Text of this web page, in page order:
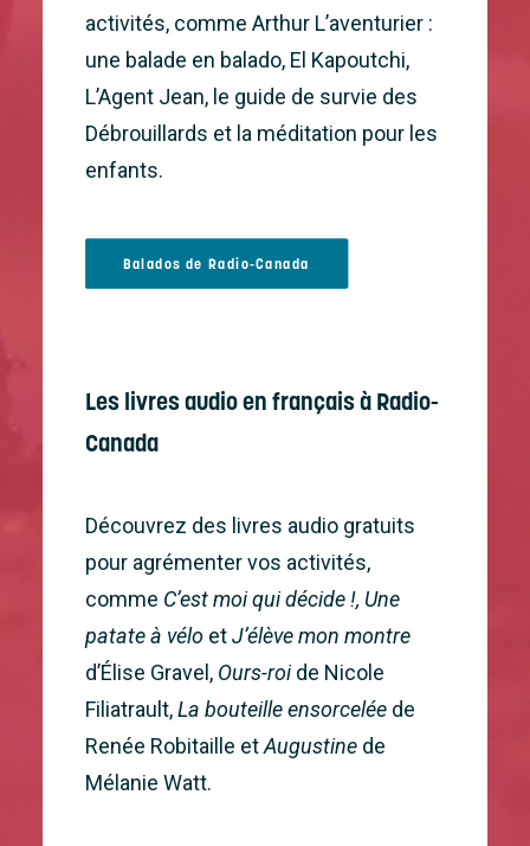
activités, comme Arthur L’aventurier :
une balade en balado, El Kapoutchi,
L’Agent Jean, le guide de survie des
Débrouillards et la méditation pour les
enfants.
Balados de Radio-Canada
Les livres audio en français à Radio-
Canada
Découvrez des livres audio gratuits
pour agrémenter vos activités,
comme C’est moi qui décide !, Une
patate à vélo etJ’élève mon montre
d’Élise Gravel, Ours-roide Nicole
Filiatrault,La bouteille ensorcelée de
Renée Robitaille etAugustine de
Mélanie Watt.